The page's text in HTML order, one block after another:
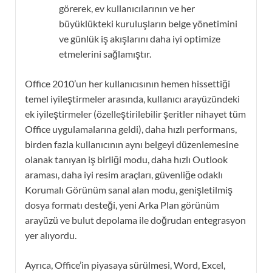
görerek, ev kullanıcılarının ve her
büyüklükteki kuruluşların belge yönetimini
ve günlük iş akışlarını daha iyi optimize
etmelerini sağlamıştır.
Office 2010’un her kullanıcısının hemen hissettiği
temel iyileştirmeler arasında, kullanıcı arayüzündeki
ek iyileştirmeler (özelleştirilebilir şeritler nihayet tüm
Office uygulamalarına geldi), daha hızlı performans,
birden fazla kullanıcının aynı belgeyi düzenlemesine
olanak tanıyan iş birliği modu, daha hızlı Outlook
araması, daha iyi resim araçları, güvenliğe odaklı
Korumalı Görünüm sanal alan modu, genişletilmiş
dosya formatı desteği, yeni Arka Plan görünüm
arayüzü ve bulut depolama ile doğrudan entegrasyon
yer alıyordu.
Ayrıca, Office’in piyasaya sürülmesi, Word, Excel,